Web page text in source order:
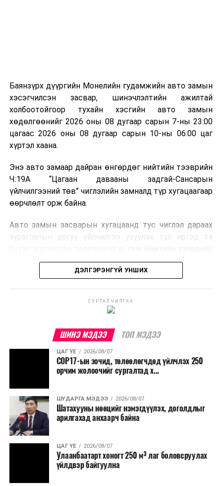
болон дулааны эрчим хүч үйлдвэрлэхэд ашиглаж
болдог. Зарим технологийн хувьд шаталтын дараа
үлдэх үнснээс фосфор зэрэг ашигт эрдсийг сэргээн
авах боломжтой аж.
Япон, Герман, Швейцар, Нидерланд, Өмнөд Солонгос
зэрэг улс лаг хатаах, шатаах технологийг ашиглаж
байна. Тухайлбал, Германд лаг шатаах үйлдвэрээс
гарсан үнснээс фосфор сэргээн авах технологи
ашигладаг бол Нидерландад төвлөрсөн лаг
боловсруулах үйлдвэрүүдээр дулаан, цахилгаан
Ийнхүү лаг хатаах, шатаах технологийг лагийн
улсад өргөн ашиглаж байна.
Баянзүрх дүүргийн Монелийн гудамжийн авто замын
хэсэгчилсэн засвар, шинэчлэлтийн ажилтай
холбоотойгоор тухайн хэсгийн авто замын
хөдөлгөөнийг 2026 оны 08 дугаар сарын 7-ны 23:00
цагаас 2026 оны 08 дугаар сарын 10-ны 06:00 цаг
хүртэл хаана.
Энэ авто замаар дайран өнгөрдөг нийтийн тээврийн
Ч:19А “Цагаан давааны задгай-Сансарын
үйлчилгээний төв” чиглэлийн замналд түр хугацаагаар
өөрчлөлт орж байна.
Авто замын засварын хугацаанд тус чиглэл дараах
зураглалын дагуу үйлчилгээ үзүүлэх тул иргэд та
бодлогын газраас мэдээллээ.
ДЭЛГЭРЭНГҮЙ УНШИХ
СУРТАЛЧИЛГАА
ШИНЭ МЭДЭЭ ТОП МЭДЭЭ
ЦАГ ҮЕ 2026/08/07
COP17-ын зочид, төлөөлөгчдөд үйлчлэх 250
орчим жолоочийг сургалтад х...
ШУДАРГА МЭДЭЭ 2026/08/07
Шатахууны нөөцийг нэмэгдүүлэх, доголдлыг
арилгахад анхаарч байна
ЦАГ ҮЕ 2026/08/07
Улаанбаатарт хоногт 250 м³ лаг боловсруулах
үйлдвэр байгуулна